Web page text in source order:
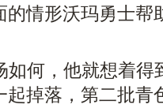
的情形沃玛勇士帮
何，他就想着得
起掉落，第二批青